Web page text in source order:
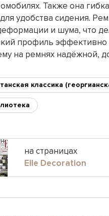
Также она
удобства сидения.
и шума, что
профиль эффективно
на ремнях надёжной,
классика
на страницах
Elle Decoration